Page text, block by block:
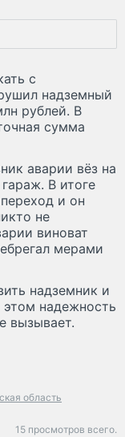
с
надземный
рублей. В
сумма
аварии вёз на
В итоге
и он
не
виноват
мерами
надземник и
надежность
вызывает.
область
15 просмотров всего.